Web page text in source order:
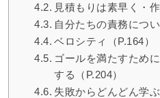
見積もりは素早く・
自分たちの責務につ
ベロシティ（P.164）
ゴールを満たすため
する（P.204）
失敗からどんどん学ぶ